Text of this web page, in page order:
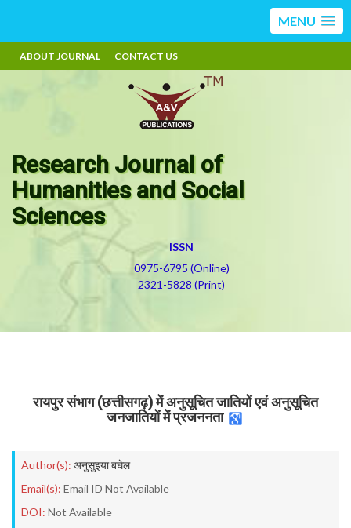
MENU
ABOUT JOURNAL CONTACT US
Research Journal of
Humanities and Social
Sciences
ISSN
0975-6795 (Online)
2321-5828 (Print)
रायपुर संभाग (छत्तीसगढ़) में अनुसूचित जातियों एवं अनुसूचित
जनजातियों में प्रजननता
Author(s): अनुसुइया बघेल
Email(s): Email ID Not Available
DOI: Not Available